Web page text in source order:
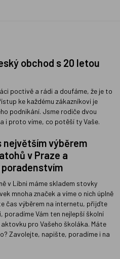
obchod s 20 letou
poctivě a rádi a doufáme, že je to
ke každému zákazníkovi je
podnikání. Jsme rodiče dvou
i proto víme, co potěší ty Vaše.
největším výběrem
v Praze a
v Libni máme skladem stovky
mnoha značek a víme o nich úplně
čas výběrem na internetu, přijďte
poradíme Vám ten nejlepší školní
pro Vašeho školáka. Máte
Zavolejte, napište, poradíme i na